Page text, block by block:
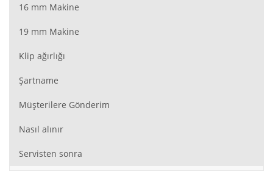
16 mm Makine
19 mm Makine
Klip ağırlığı
Şartname
Müşterilere Gönderim
Nasıl alınır
Servisten sonra